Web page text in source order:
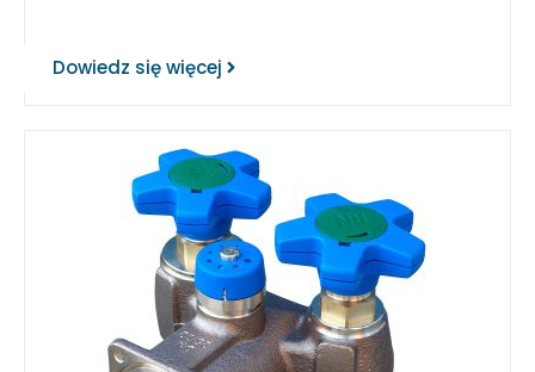
Dowiedz się więcej